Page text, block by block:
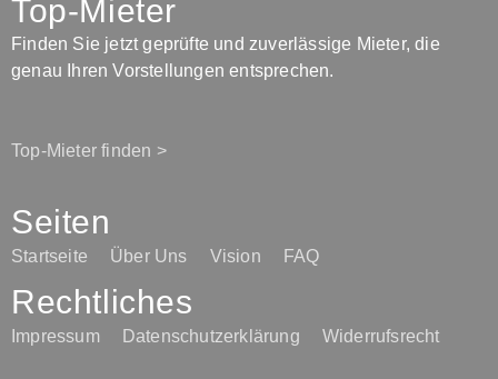
Top-Mieter
Finden Sie jetzt geprüfte und zuverlässige Mieter, die
genau Ihren Vorstellungen entsprechen.
Top-Mieter finden >
Seiten
Startseite Über Uns Vision FAQ
Rechtliches
Impressum Datenschutzerklärung Widerrufsrecht